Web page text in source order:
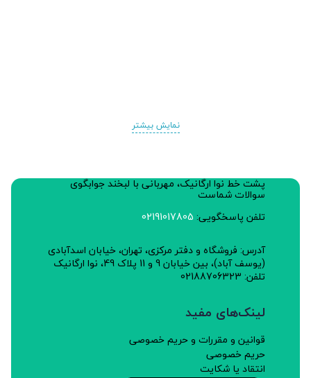
نمایش بیشتر
پشت خط نوا ارگانیک، مهربانی با لبخند جوابگوی
سوالات شماست
تلفن پاسخگویی: 02191017805
آدرس: فروشگاه و دفتر مرکزی، تهران، خیابان اسدآبادی
(یوسف آباد)، بین خیابان 9 و 11 پلاک 49، نوا ارگانیک
تلفن: 02188706323
لینک‌های مفید
قوانین و مقررات و حریم خصوصی
حریم خصوصی
انتقاد یا شکایت